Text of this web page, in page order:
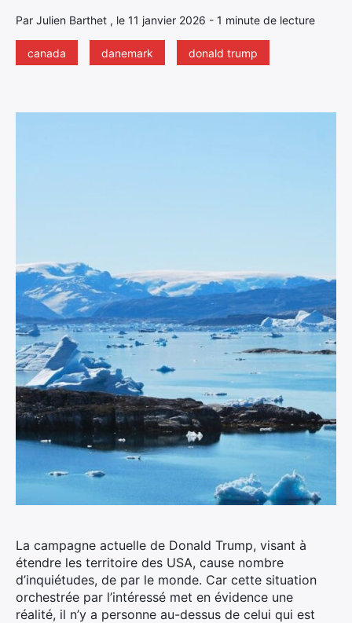
Par Julien Barthet , le 11 janvier 2026 - 1 minute de lecture
canada danemark donald trump
La campagne actuelle de Donald Trump, visant à
étendre les territoire des USA, cause nombre
d’inquiétudes, de par le monde. Car cette situation
orchestrée par l’intéressé met en évidence une
réalité, il n’y a personne au-dessus de celui qui est